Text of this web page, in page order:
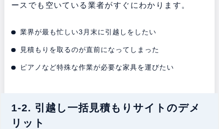
ースでも空いている業者がすぐにわかります。
業界が最も忙しい3月末に引越しをしたい
見積もりを取るのが直前になってしまった
ピアノなど特殊な作業が必要な家具を運びたい
1-2. 引越し一括見積もりサイトのデメ
リット